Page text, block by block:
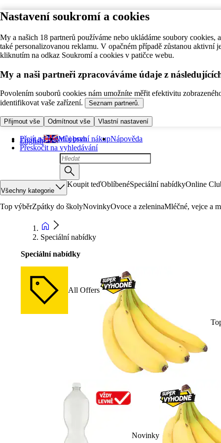
Nastavení soukromí a cookies
My a našich 18 partnerů používáme nebo ukládáme soubory
také personalizovanou reklamu. V opačném případě zůstanou
kliknutím na odkaz Soukromí a cookies v patičce webu.
My a naši partneři zpracováváme údaje z
Povolením souborů cookies nám umožníte měřit efektivitu
identifikovat vaše zařízení.
Seznam partnerů.
Přijmout vše Odmítnout vše Vlastní nastavení
Přejít na hlavní obsah
Přeskočit na vyhledávání
English Můj první nákupNápověda
Všechny kategorie
Koupit teďOblíbenéSpeciální nabídkyOnline
Top výběrZpátky do školyNovinkyOvoce a zeleninaMléčné, vejce a
Speciální nabídky
Speciální nabídky
All Offers
Novinky